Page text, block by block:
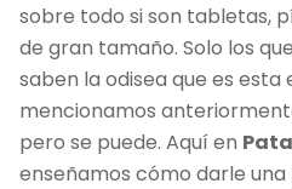
sobre todo si son tabletas,
de gran tamaño. Solo los
saben la odisea que es esta
mencionamos
pero se puede. Aquí en
enseñamos cómo darle